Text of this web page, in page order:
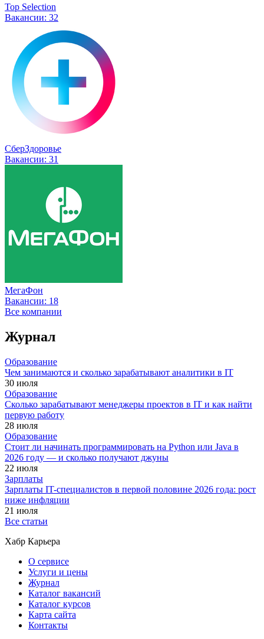
Top Selection
Вакансии: 32
СберЗдоровье
Вакансии: 31
МегаФон
Вакансии: 18
Все компании
Журнал
Образование
Чем занимаются и сколько зарабатывают аналитики в IT
30 июля
Образование
Сколько зарабатывают менеджеры проектов в IT и как найти
первую работу
28 июля
Образование
Стоит ли начинать программировать на Python или Java в
2026 году — и сколько получают джуны
22 июля
Зарплаты
Зарплаты IT-специалистов в первой половине 2026 года: рост
ниже инфляции
21 июля
Все статьи
Хабр Карьера
О сервисе
Услуги и цены
Журнал
Каталог вакансий
Каталог курсов
Карта сайта
Контакты